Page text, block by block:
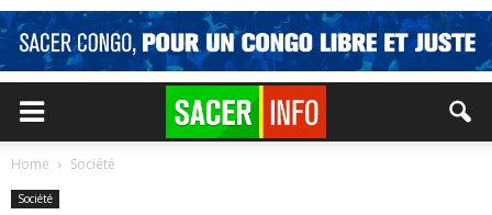
Home Société
Société